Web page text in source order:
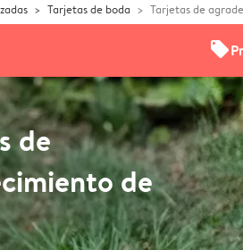
Tarjetas de boda Tarjetas de
offers
de
de